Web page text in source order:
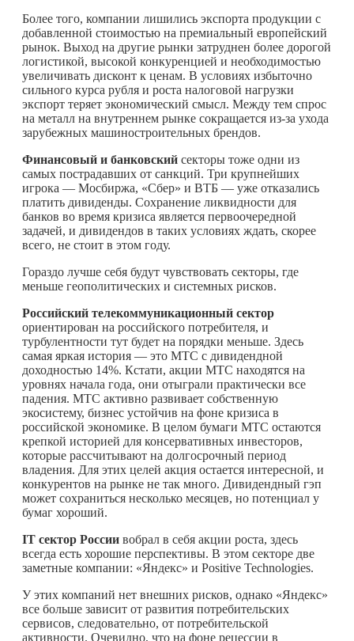
Более того, компании лишились экспорта продукции с
добавленной стоимостью на премиальный европейский
рынок. Выход на другие рынки затруднен более дорогой
логистикой, высокой конкуренцией и необходимостью
увеличивать дисконт к ценам. В условиях избыточно
сильного курса рубля и роста налоговой нагрузки
экспорт теряет экономический смысл. Между тем спрос
на металл на внутреннем рынке сокращается из-за ухода
зарубежных машиностроительных брендов.
Финансовый и банковский секторы тоже одни из
самых пострадавших от санкций. Три крупнейших
игрока — Мосбиржа, «Сбер» и ВТБ — уже отказались
платить дивиденды. Сохранение ликвидности для
банков во время кризиса является первоочередной
задачей, и дивидендов в таких условиях ждать, скорее
всего, не стоит в этом году.
Гораздо лучше себя будут чувствовать секторы, где
меньше геополитических и системных рисков.
Российский телекоммуникационный сектор
ориентирован на российского потребителя, и
турбулентности тут будет на порядки меньше. Здесь
самая яркая история — это MTC с дивидендной
доходностью 14%. Кстати, акции МТС находятся на
уровнях начала года, они отыграли практически все
падения. МТС активно развивает собственную
экосистему, бизнес устойчив на фоне кризиса в
российской экономике. В целом бумаги МТС остаются
крепкой историей для консервативных инвесторов,
которые рассчитывают на долгосрочный период
владения. Для этих целей акция остается интересной, и
конкурентов на рынке не так много. Дивидендный гэп
может сохраниться несколько месяцев, но потенциал у
бумаг хороший.
IT сектор России вобрал в себя акции роста, здесь
всегда есть хорошие перспективы. В этом секторе две
заметные компании: «Яндекс» и Positive Technologies.
У этих компаний нет внешних рисков, однако «Яндекс»
все больше зависит от развития потребительских
сервисов, следовательно, от потребительской
активности. Очевидно, что на фоне рецессии в